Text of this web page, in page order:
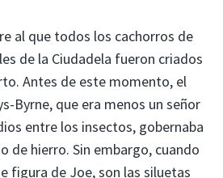
al que todos los cachorros de
de la Ciudadela fueron criados
Antes de este momento, el
Byrne, que era menos un señor
entre los insectos, gobernaba
de hierro. Sin embargo, cuando
figura de Joe, son las siluetas